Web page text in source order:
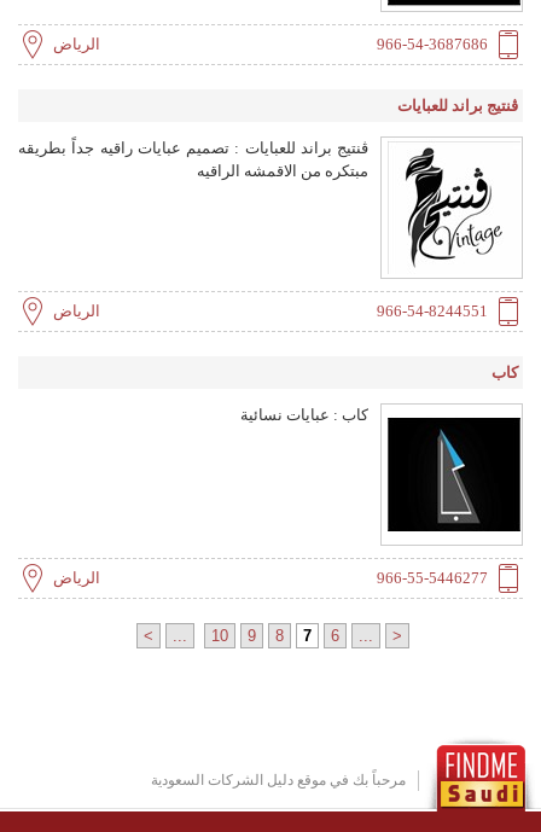
966-54-3687686 الرياض
ڤنتيج براند للعبايات
ڤنتيج براند للعبايات : تصميم عبايات راقيه جداً بطريقه
مبتكره من الاقمشه الراقيه
966-54-8244551 الرياض
كاب
كاب : عبايات نسائية
966-55-5446277 الرياض
<
6
7
8
9
10
>
مرحباً بك في موقع دليل الشركات السعودية